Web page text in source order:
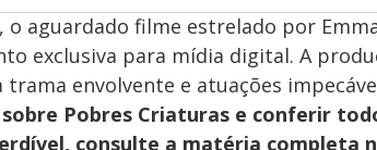
o aguardado filme estrelado por
exclusiva para mídia digital. A
envolvente e atuações
Pobres Criaturas e conferir
consulte a matéria completa